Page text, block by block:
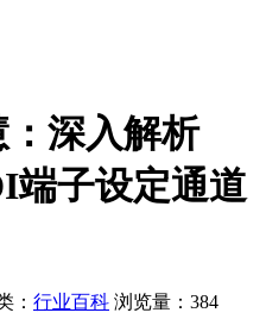
深入解析
端子设定通道
： 行业百科 浏览量：384